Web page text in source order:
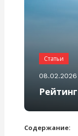
Статьи
08.02.2026
Содержание: